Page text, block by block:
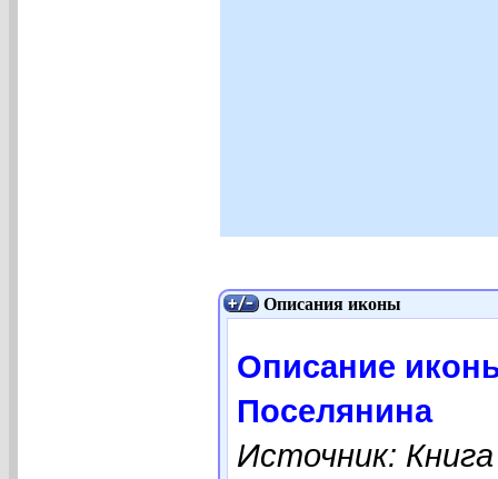
Описания иконы
Описание
Поселянина
Источник: